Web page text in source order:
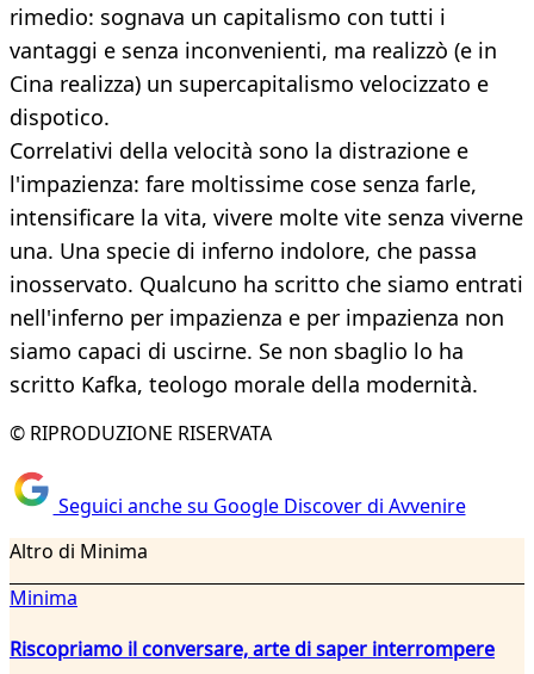
rimedio: sognava un capitalismo con tutti i
vantaggi e senza inconvenienti, ma realizzò (e in
Cina realizza) un supercapitalismo velocizzato e
dispotico.
Correlativi della velocità sono la distrazione e
l'impazienza: fare moltissime cose senza farle,
intensificare la vita, vivere molte vite senza viverne
una. Una specie di inferno indolore, che passa
inosservato. Qualcuno ha scritto che siamo entrati
nell'inferno per impazienza e per impazienza non
siamo capaci di uscirne. Se non sbaglio lo ha
scritto Kafka, teologo morale della modernità.
© RIPRODUZIONE RISERVATA
Seguici anche su Google Discover di Avvenire
Altro di Minima
Minima
Riscopriamo il conversare, arte di saper interrompere